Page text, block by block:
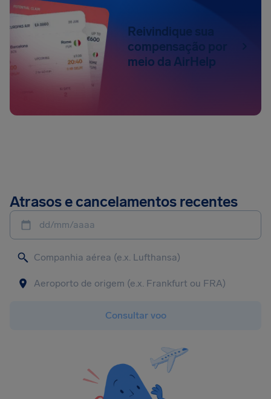
Reivindique sua
compensação por
meio da AirHelp
Atrasos e cancelamentos recentes
dd/mm/aaaa
Consultar voo